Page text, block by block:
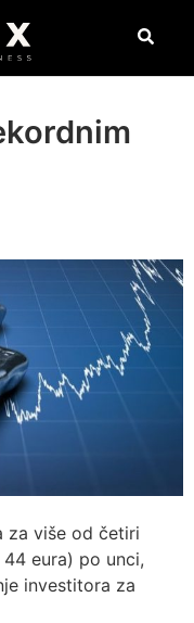
za više od četiri
eura) po unci,
investitora za